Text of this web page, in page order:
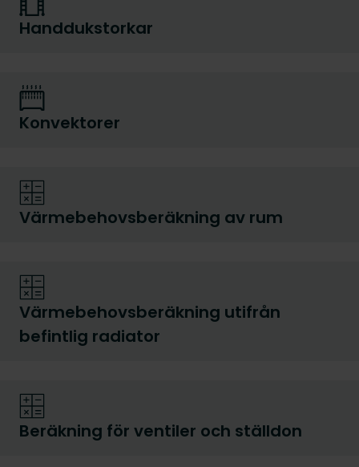
Handdukstorkar
Konvektorer
Värmebehovsberäkning av rum
Värmebehovsberäkning utifrån
befintlig radiator
Beräkning för ventiler och ställdon